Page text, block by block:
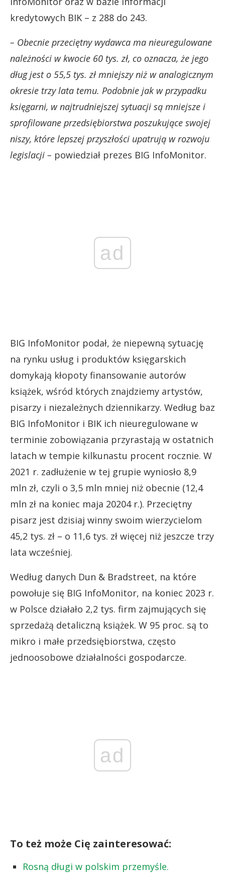
kredytowych BIK – z 288 do 243.
– Obecnie przeciętny wydawca ma nieuregulowane
należności w kwocie 60 tys. zł, co oznacza, że jego
dług jest o 55,5 tys. zł mniejszy niż w analogicznym
okresie trzy lata temu. Podobnie jak w przypadku
księgarni, w najtrudniejszej sytuacji są mniejsze i
sprofilowane przedsiębiorstwa poszukujące swojej
niszy, które lepszej przyszłości upatrują w rozwoju
legislacji – powiedział prezes BIG InfoMonitor.
ad
BIG InfoMonitor podał, że niepewną sytuację
na rynku usług i produktów księgarskich
domykają kłopoty finansowanie autorów
książek, wśród których znajdziemy artystów,
pisarzy i niezależnych dziennikarzy. Według baz
BIG InfoMonitor i BIK ich nieuregulowane w
terminie zobowiązania przyrastają w ostatnich
latach w tempie kilkunastu procent rocznie. W
2021 r. zadłużenie w tej grupie wyniosło 8,9
mln zł, czyli o 3,5 mln mniej niż obecnie (12,4
mln zł na koniec maja 20204 r.). Przeciętny
pisarz jest dzisiaj winny swoim wierzycielom
45,2 tys. zł – o 11,6 tys. zł więcej niż jeszcze trzy
lata wcześniej.
Według danych Dun & Bradstreet, na które
powołuje się BIG InfoMonitor, na koniec 2023 r.
w Polsce działało 2,2 tys. firm zajmujących się
sprzedażą detaliczną książek. W 95 proc. są to
mikro i małe przedsiębiorstwa, często
jednoosobowe działalności gospodarcze.
ad
To też może Cię zainteresować:
Rosną długi w polskim przemyśle.